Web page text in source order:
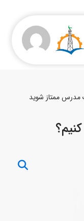
مدرس ممتاز شوید